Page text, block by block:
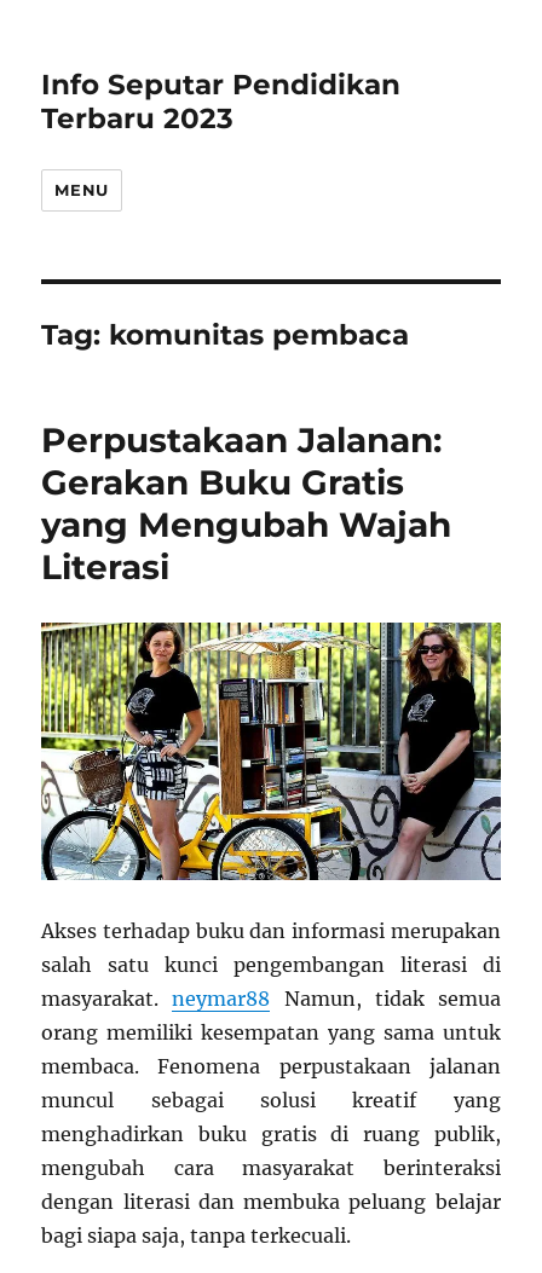
Info Seputar Pendidikan
Terbaru 2023
MENU
Tag: komunitas pembaca
Perpustakaan Jalanan:
Gerakan Buku Gratis
yang Mengubah Wajah
Literasi
Akses terhadap buku dan informasi merupakan
salah satu kunci pengembangan literasi di
masyarakat.neymar88 Namun, tidak semua
orang memiliki kesempatan yang sama untuk
membaca. Fenomena perpustakaan jalanan
muncul sebagai solusi kreatif yang
menghadirkan buku gratis di ruang publik,
mengubah cara masyarakat berinteraksi
dengan literasi dan membuka peluang belajar
bagi siapa saja, tanpa terkecuali.